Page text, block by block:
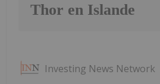
Thor en Islande
Investing News Network